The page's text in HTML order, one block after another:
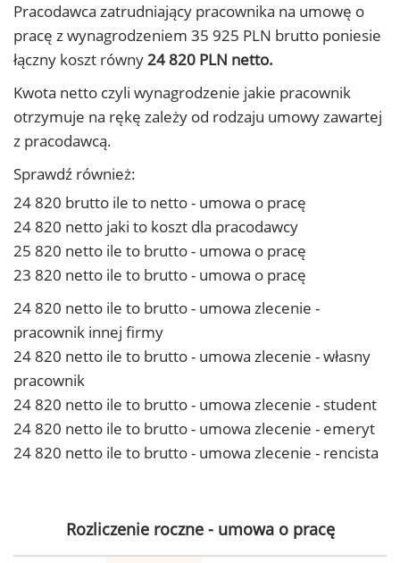
Pracodawca zatrudniający pracownika na umowę o
pracę z wynagrodzeniem 35 925 PLN brutto poniesie
łączny koszt równy24 820 PLN netto.
Kwota netto czyli wynagrodzenie jakie pracownik
otrzymuje na rękę zależy od rodzaju umowy zawartej
z pracodawcą.
Sprawdź również:
24 820 brutto ile to netto - umowa o pracę
24 820 netto jaki to koszt dla pracodawcy
25 820 netto ile to brutto - umowa o pracę
23 820 netto ile to brutto - umowa o pracę
24 820 netto ile to brutto - umowa zlecenie -
pracownik innej firmy
24 820 netto ile to brutto - umowa zlecenie - własny
pracownik
24 820 netto ile to brutto - umowa zlecenie - student
24 820 netto ile to brutto - umowa zlecenie - emeryt
24 820 netto ile to brutto - umowa zlecenie - rencista
Rozliczenie roczne - umowa o pracę